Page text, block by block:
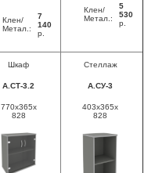
Клен/
Метал.:
7
140
р.
Клен/
Метал.:
5
530
р.
Шкаф
А.СТ-3.2
770x365x
828
Стеллаж
А.СУ-3
403x365x
828